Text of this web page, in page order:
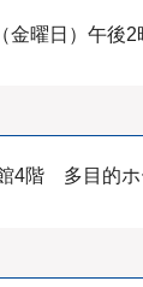
金曜日）午後2
4階 多目的ホ